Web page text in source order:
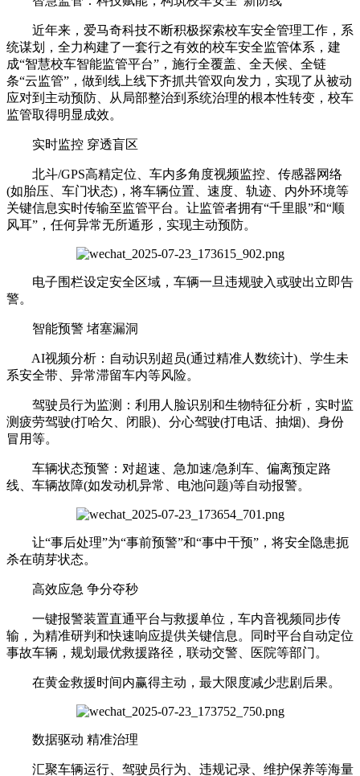
近年来，爱马奇科技不断积极探索校车安全管理工作，系
统谋划，全力构建了一套行之有效的校车安全监管体系，建
成“智慧校车智能监管平台”，施行全覆盖、全天候、全链
条“云监管”，做到线上线下齐抓共管双向发力，实现了从被动
应对到主动预防、从局部整治到系统治理的根本性转变，校车
监管取得明显成效。
实时监控 穿透盲区
北斗/GPS高精定位、车内多角度视频监控、传感器网络
(如胎压、车门状态)，将车辆位置、速度、轨迹、内外环境等
关键信息实时传输至监管平台。让监管者拥有“千里眼”和“顺
风耳”，任何异常无所遁形，实现主动预防。
电子围栏设定安全区域，车辆一旦违规驶入或驶出立即告
警。
智能预警 堵塞漏洞
AI视频分析：自动识别超员(通过精准人数统计)、学生未
系安全带、异常滞留车内等风险。
驾驶员行为监测：利用人脸识别和生物特征分析，实时监
测疲劳驾驶(打哈欠、闭眼)、分心驾驶(打电话、抽烟)、身份
冒用等。
车辆状态预警：对超速、急加速/急刹车、偏离预定路
线、车辆故障(如发动机异常、电池问题)等自动报警。
让“事后处理”为“事前预警”和“事中干预”，将安全隐患扼
杀在萌芽状态。
高效应急 争分夺秒
一键报警装置直通平台与救援单位，车内音视频同步传
输，为精准研判和快速响应提供关键信息。同时平台自动定位
事故车辆，规划最优救援路径，联动交警、医院等部门。
在黄金救援时间内赢得主动，最大限度减少悲剧后果。
数据驱动 精准治理
汇聚车辆运行、驾驶员行为、违规记录、维护保养等海量